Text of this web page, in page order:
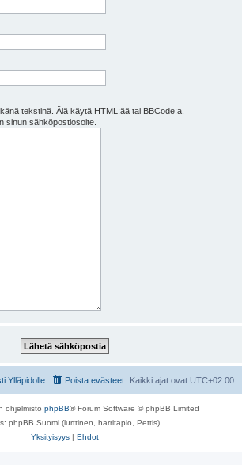
tekstinä. Älä käytä HTML:ää tai BBCode:a.
sinun sähköpostiosoite.
Kaikki ajat ovat UTC+02:00
Poista evästeet
Ylläpidolle
ohjelmisto phpBB® Forum Software © phpBB Limited
phpBB Suomi (lurttinen, harritapio, Pettis)
Yksityisyys | Ehdot